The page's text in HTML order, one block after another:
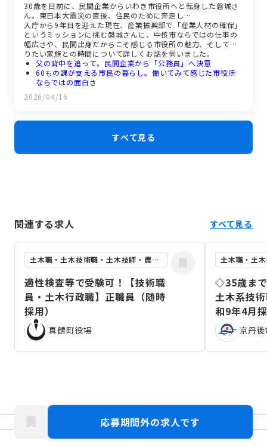
30歳を目前に、民間企業からいわき市役所へと転身した磐城さ
ん。東日本大震災の直後、住民のために奔走し…
入庁から9年目を迎えた現在、産業振興部で「産業人材の確保」
というミッションに挑む磐城さんに、中核市ならではの仕事の
幅広さや、民間出身だからこそ感じる市役所の魅力、そして守
りたい家族との時間について詳しくお話を伺いました。
父の背中を追って。民間企業から「公務員」へ決意
60もの課が支える市民の暮らし。働いてみて感じた市役所
ならではの面白さ
プレッシャーを乗り越えた「入庁2年目」の原体験
現在のミッション。市内企業の魅力を「見える化」するプラ
ワーク・ライフ・バランスの変化と、未来の仲間へのメッセ
2026/04/16
すべて見る
関連する求人 すべて見る
土木職・土木技術職・土木技師・農業土木職
適性検査等で受験可！【技術職
員・土木行政職】正職員（随時
採用）
真鶴町役場
◇35歳ま
土木系技
和9年4月
京丹
応募期間外の求人です